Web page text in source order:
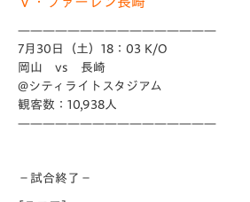
————————————————
7月30日（土）18：03 K/O
岡山 vs 長崎
@シティライトスタジアム
観客数：10,938人
————————————————
－試合終了－